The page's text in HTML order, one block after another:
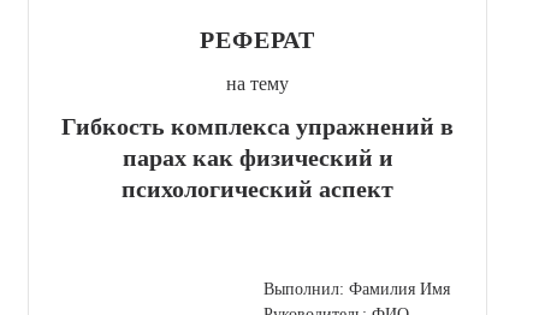
РЕФЕРАТ
на тему
Гибкость комплекса упражнений в
парах как физический и
психологический аспект
Выполнил: Фамилия Имя